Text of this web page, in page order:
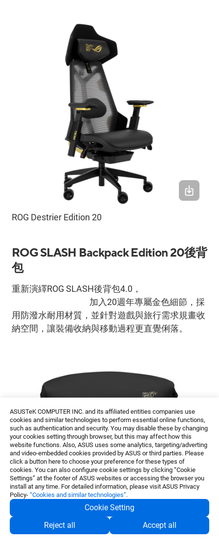
ASUSTeK COMPUTER INC. and its affiliated entities companies use
cookies and similar technologies to perform essential online functions,
such as authentication and security. You may disable these by changing
your cookies setting through browser, but this may affect how this
website functions. Also, ASUS uses some analytics, targeting/adverting
and video-embedded cookies provided by ASUS or third parties. Please
click a button here to choose your preference for these types of
cookies. You can also configure cookie settings by clicking “Cookie
Settings” at the footer of ASUS websites or accessing the browser you
install at any time. For detailed information, please visit ASUS Privacy
Policy- “Cookies and similar technologies”.
Cookie Setting
Reject all
Accept all
ROG Destrier Edition 20
ROG SLASH Backpack Edition 20後背
包
重新演繹ROG SLASH後背包4.0 ，
加入20週年專屬金色細節，採
用防潑水耐用材質，並針對遊戲與旅行需求規畫收
納空間，讓裝備收納與移動過程更直覺俐落。